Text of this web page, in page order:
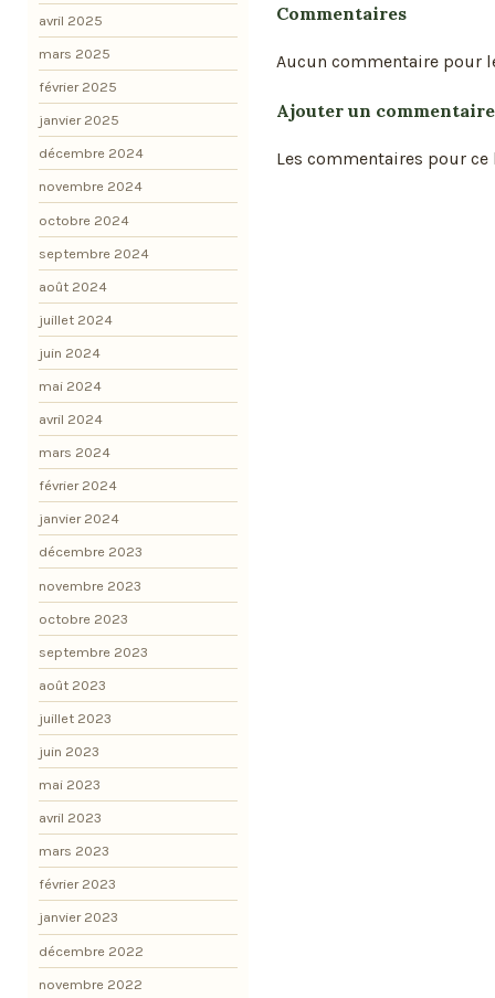
Commentaires
Aucun commentaire pour
Ajouter un commentaire
Les commentaires pour
avril 2025
mars 2025
février 2025
janvier 2025
décembre 2024
novembre 2024
octobre 2024
septembre 2024
août 2024
juillet 2024
juin 2024
mai 2024
avril 2024
mars 2024
février 2024
janvier 2024
décembre 2023
novembre 2023
octobre 2023
septembre 2023
août 2023
juillet 2023
juin 2023
mai 2023
avril 2023
mars 2023
février 2023
janvier 2023
décembre 2022
novembre 2022